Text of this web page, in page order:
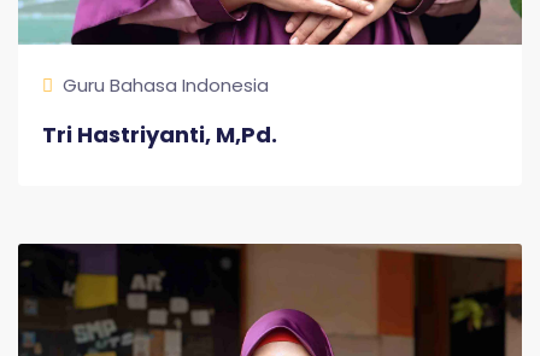
Guru Bahasa Indonesia
Tri Hastriyanti, M,Pd.